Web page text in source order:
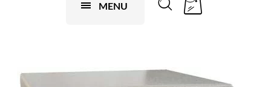
MENU